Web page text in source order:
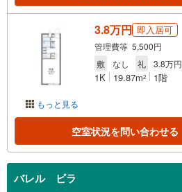
もっと見る
3.8万円 即入居可
管理費等 5,500円
敷
なし 礼 3.8万円
1K 19.87m2 1階
空室状況を問い合わせる
バレル ビラ